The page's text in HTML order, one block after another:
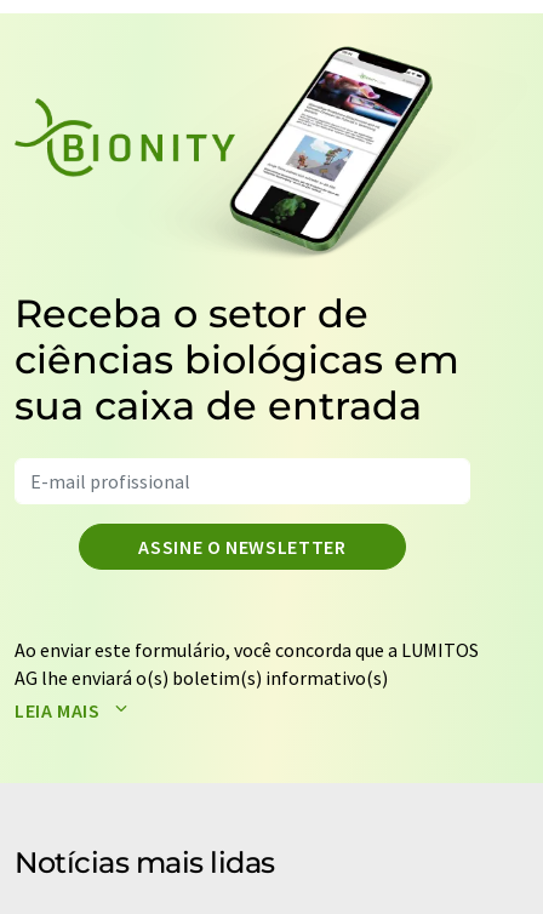
Receba o setor de
ciências biológicas em
sua caixa de entrada
ASSINE O NEWSLETTER
Ao enviar este formulário, você concorda que a LUMITOS
AG lhe enviará o(s) boletim(s) informativo(s)
selecionado(s) acima por e-mail. Seus dados não serão
proteção de dados. A LUMITOS pode entrar em contato
pesquisas de mercado e de opinião. Você pode revogar
seu consentimento a qualquer momento, sem fornecer
LEIA MAIS
Notícias mais lidas